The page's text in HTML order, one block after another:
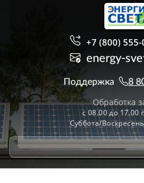
+7 (800) 555-
energy-
Поддержка 8
Обработка
с 08.00 до 17.00
Суббота/